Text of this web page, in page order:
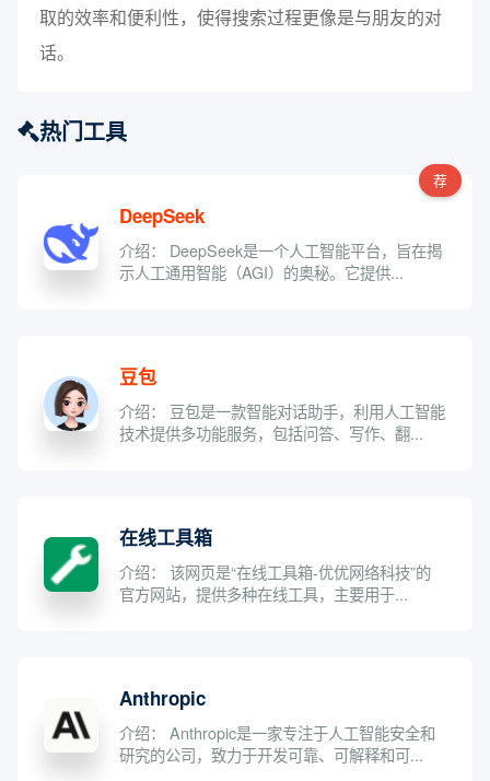
取的效率和便利性，使得搜索过程更像是与朋友的对
话。
热门工具
荐
DeepSeek
介绍： DeepSeek是一个人工智能平台，旨在揭
示人工通用智能（AGI）的奥秘。它提供...
豆包
介绍： 豆包是一款智能对话助手，利用人工智能
技术提供多功能服务，包括问答、写作、翻...
在线工具箱
介绍： 该网页是“在线工具箱-优优网络科技”的
官方网站，提供多种在线工具，主要用于...
Anthropic
介绍： Anthropic是一家专注于人工智能安全和
研究的公司，致力于开发可靠、可解释和可...